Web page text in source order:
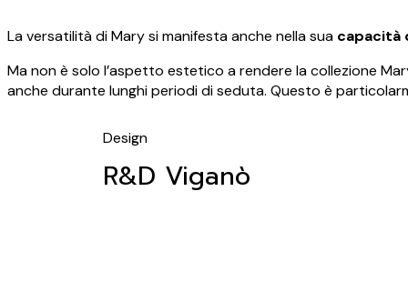
La versatilità di Mary si manifesta anche nella sua capacità
Ma non è solo l’aspetto estetico a rendere la collezione
anche durante lunghi periodi di seduta. Questo è
Design
R&D Viganò